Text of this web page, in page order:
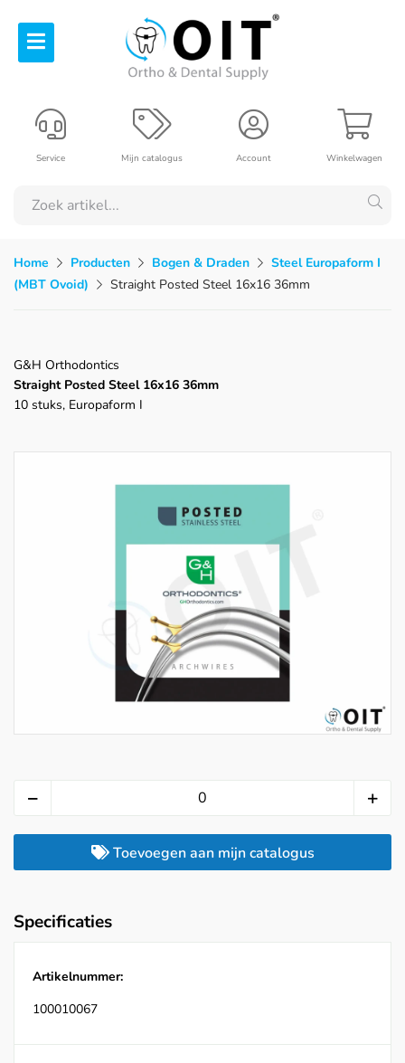
Winkelwagen
Account
Mijn catalogus
Service
Home Producten Bogen & Draden
Steel Europaform I
(MBT Ovoid)
Straight Posted Steel 16x16 36mm
G&H Orthodontics
Straight Posted Steel 16x16 36mm
10 stuks, Europaform I
Toevoegen aan mijn catalogus
Specificaties
Artikelnummer:
100010067